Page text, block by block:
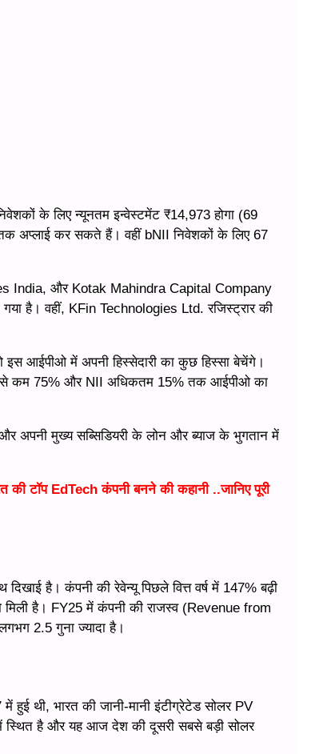
के लिए न्यूनतम इन्वेस्टमेंट ₹14,973 होगा (69
अप्लाई कर सकते हैं। वहीं bNII निवेशकों के लिए 67
India, और Kotak Mahindra Capital Company
है। वहीं, KFin Technologies Ltd. रजिस्ट्रार की
इस आईपीओ में अपनी हिस्सेदारी का कुछ हिस्सा बेचेंगे।
कम 75% और NII अधिकतम 15% तक आईपीओ का
अपनी मुख्य सब्सिडियरी के लोन और ब्याज के भुगतान में
टॉप EdTech कंपनी बनने की कहानी ..जानिए पूरी
है। कंपनी की रेवेन्यू पिछले वित्त वर्ष में 147% बढ़ी
है। FY25 में कंपनी की राजस्व (Revenue from
2.5 गुना ज्यादा है।
थी, भारत की जानी-मानी इंटीग्रेटेड सोलर PV
स्थित है और यह आज देश की दूसरी सबसे बड़ी सोलर